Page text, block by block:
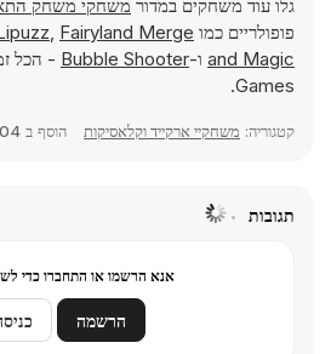
גלו עוד משחקים במדור משחקי משחק
פופולריים כמו
, Fairyland Merge
and Magic ו-Bubble Shooter
Games.
קטגוריה: משחקיי ארקייד וקלאסיקות הוסף ב 04 מאי 2008
תגובות
אנא הרשמו או התחברו כדי
הרשמה